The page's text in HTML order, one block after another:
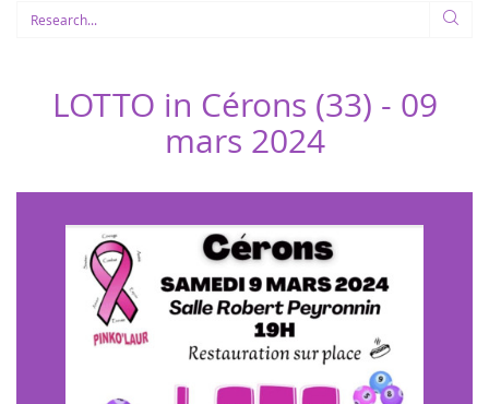
LOTTO in Cérons (33) - 09
mars 2024